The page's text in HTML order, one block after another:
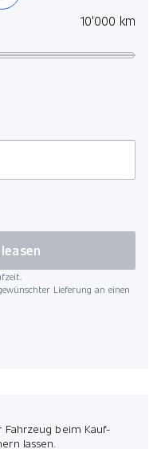
10'000 km
Lieferung an einen
beim Kauf-
lassen.